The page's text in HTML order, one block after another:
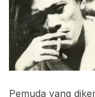
Pemuda yang